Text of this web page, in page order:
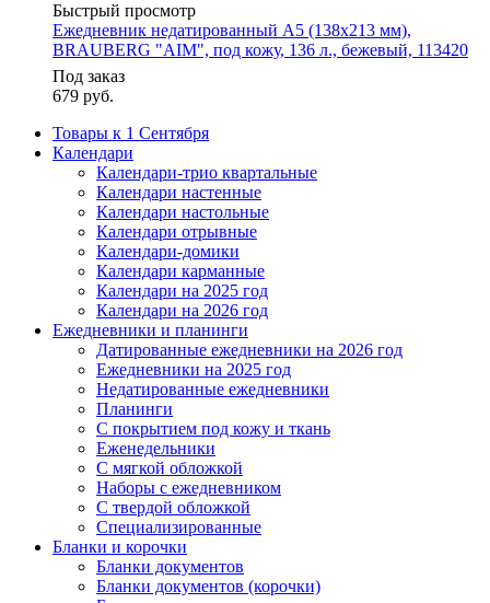
Быстрый просмотр
Ежедневник недатированный А5 (138х213 мм),
BRAUBERG "AIM", под кожу, 136 л., бежевый, 113420
Под заказ
679 руб.
Товары к 1 Сентября
Календари
Календари-трио квартальные
Календари настенные
Календари настольные
Календари отрывные
Календари-домики
Календари карманные
Календари на 2025 год
Календари на 2026 год
Ежедневники и планинги
Датированные ежедневники на 2026 год
Ежедневники на 2025 год
Недатированные ежедневники
Планинги
С покрытием под кожу и ткань
Еженедельники
С мягкой обложкой
Наборы с ежедневником
С твердой обложкой
Специализированные
Бланки и корочки
Бланки документов
Бланки документов (корочки)